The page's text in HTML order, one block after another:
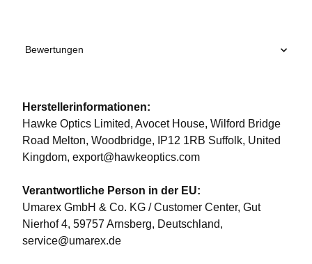
Bewertungen
Herstellerinformationen:
Hawke Optics Limited, Avocet House, Wilford Bridge
Road Melton, Woodbridge, IP12 1RB Suffolk, United
Kingdom, export@hawkeoptics.com
Verantwortliche Person in der EU:
Umarex GmbH & Co. KG / Customer Center, Gut
Nierhof 4, 59757 Arnsberg, Deutschland,
service@umarex.de